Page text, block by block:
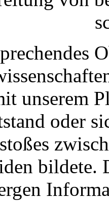
unserem
oder
bildete.